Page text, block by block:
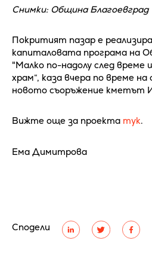
Сподели
Снимки: Община Благоевград
Покритият пазар е
капиталовата програма на
"Малко по-надолу след време
храм“, каза вчера по време
новото съоръжение кметът
Вижте още за проекта тук.
Ема Димитрова